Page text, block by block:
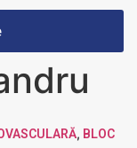
, BLOC